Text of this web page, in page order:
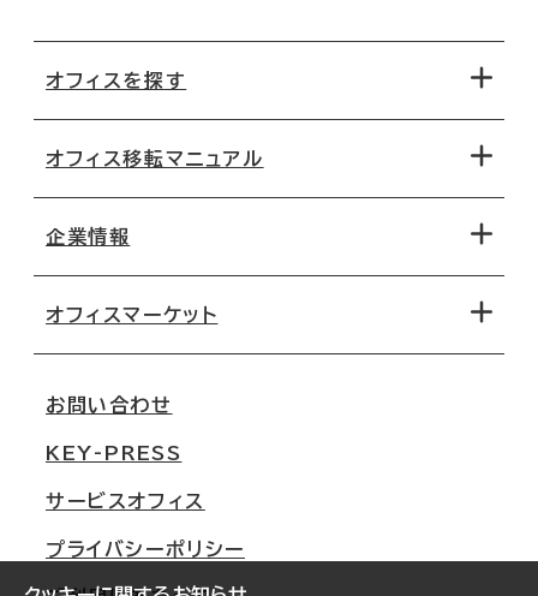
オフィスを探す
地図から探す
路線・駅から探す
オフィス移転マニュアル
移転コストシミュレーション
移転スケジュール
オフィス移転Q&A
企業情報
オフィスマーケット
大阪
名古屋
札幌
お問い合わせ
KEY-PRESS
サービスオフィス
プライバシーポリシー